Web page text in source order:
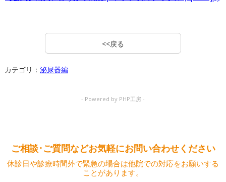
<<戻る
カテゴリ： 泌尿器編
- Powered by PHP工房 -
ご相談･ご質問などお気軽にお問い合わせください
休診日や診療時間外で緊急の場合は他院での対応をお願いする
ことがあります。